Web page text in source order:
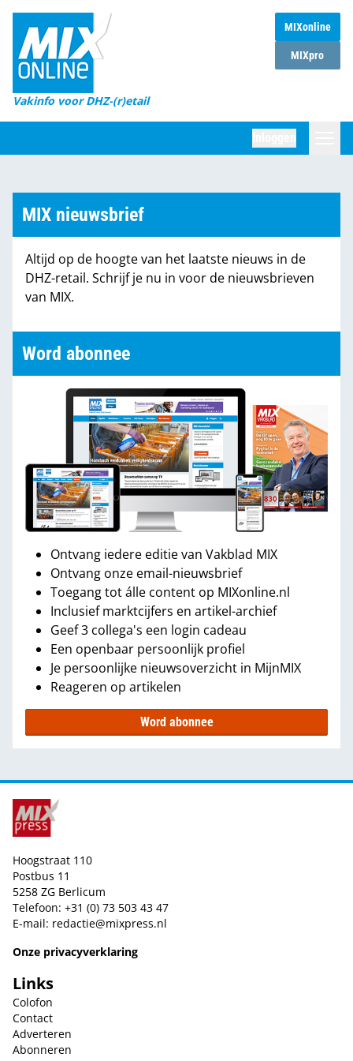
MIXonline
MIXpro
Vakinfo voor DHZ-(r)etail
Home
Magazines
DHZ Sessie
Marktcijfers
Partners
MIX nieuwsbrief
Altijd op de hoogte van het laatste nieuws in de
DHZ-retail. Schrijf je nu in voor de nieuwsbrieven
van MIX.
Word abonnee
Ontvang iedere editie van Vakblad MIX
Ontvang onze email-nieuwsbrief
Toegang tot álle content op MIXonline.nl
Inclusief marktcijfers en artikel-archief
Geef 3 collega's een login cadeau
Een openbaar persoonlijk profiel
Je persoonlijke nieuwsoverzicht in MijnMIX
Reageren op artikelen
Word abonnee
Hoogstraat 110
Postbus 11
5258 ZG Berlicum
Telefoon: +31 (0) 73 503 43 47
E-mail: redactie@mixpress.nl
Onze privacyverklaring
Links
Colofon
Contact
Adverteren
Abonneren